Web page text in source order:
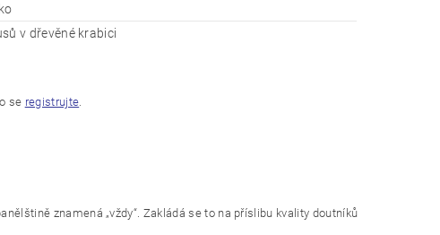
v dřevěné krabici
se registrujte
znamená „vždy“. Zakládá se to na příslibu kvality doutníků